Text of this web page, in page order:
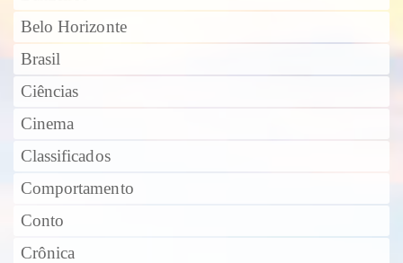
Belo Horizonte
Brasil
Ciências
Cinema
Classificados
Comportamento
Conto
Crônica